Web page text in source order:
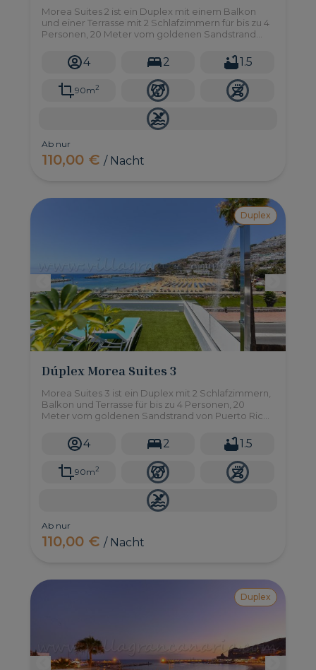
Morea Suites 2 ist ein Duplex mit einem Balkon
und einer Terrasse mit 2 Schlafzimmern für bis zu 4
Personen, 20 Meter vom goldenen Sandstrand
entfernt. 4 2 1.5
90m2
Ab nur
110,00 €/ Nacht
Duplex
Dúplex Morea Suites 3
Morea Suites 3 ist ein Duplex mit 2 Schlafzimmern,
Balkon und Terrasse für bis zu 4 Personen, 20
Meter vom goldenen Sandstrand von Puerto Rico
4 2 1.5
90m2
Ab nur
110,00 €/ Nacht
Duplex